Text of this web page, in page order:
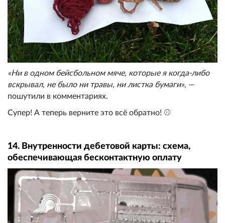
«Ни в одном бейсбольном мяче, которые я когда-либо
вскрывал, не было ни травы, ни листка бумаги», —
пошутили в комментариях.
Супер! А теперь верните это всё обратно! ⚾
14. Внутренности дебетовой карты: схема,
обеспечивающая бесконтактную оплату